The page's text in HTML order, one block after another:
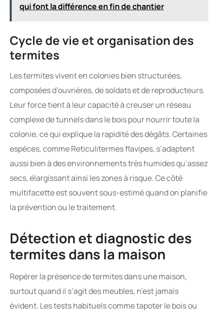
qui font la différence en fin de chantier
Cycle de vie et organisation des
termites
Les termites vivent en colonies bien structurées,
composées d’ouvrières, de soldats et de reproducteurs.
Leur force tient à leur capacité à creuser un réseau
complexe de tunnels dans le bois pour nourrir toute la
colonie, ce qui explique la rapidité des dégâts. Certaines
espèces, comme Reticulitermes flavipes, s’adaptent
aussi bien à des environnements très humides qu’assez
secs, élargissant ainsi les zones à risque. Ce côté
multifacette est souvent sous-estimé quand on planifie
la prévention ou le traitement.
Détection et diagnostic des
termites dans la maison
Repérer la présence de termites dans une maison,
surtout quand il s’agit des meubles, n’est jamais
évident. Les tests habituels comme tapoter le bois ou